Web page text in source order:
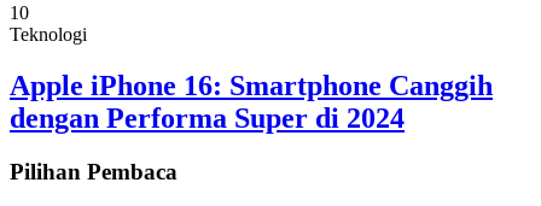
10
Teknologi
Apple iPhone 16: Smartphone Canggih
dengan Performa Super di 2024
Pilihan Pembaca